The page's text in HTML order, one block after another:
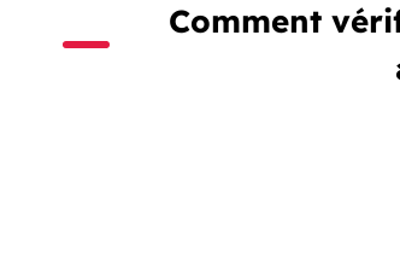
Comment